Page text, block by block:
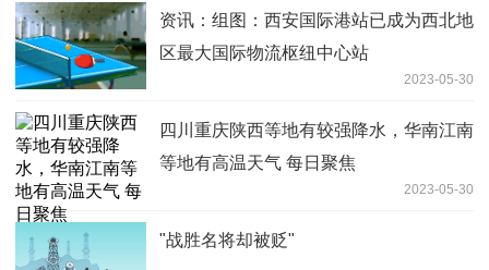
资讯：组图：西安国际港站已成为西北地
区最大国际物流枢纽中心站
2023-05-30
四川重庆陕西等地有较强降水，华南江南
等地有高温天气 每日聚焦
2023-05-30
"战胜名将却被贬"